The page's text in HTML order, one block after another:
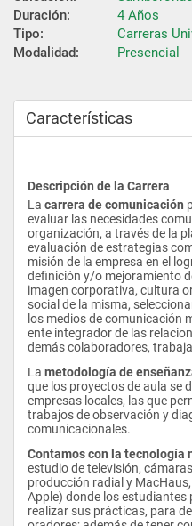
Duración:
4 Años
Tipo:
Carreras
Modalidad:
Presencial
Características
Descripción de la Carrera
La carrera de comunicación
evaluar las necesidades
organización, a través de la
evaluación de estrategias
misión de la empresa en el
definición y/o mejoramiento
imagen corporativa, cultura
social de la misma,
los medios de comunicación
ente integrador de las
demás colaboradores,
La metodología de
que los proyectos de aula se
empresas locales, las que
trabajos de observación y
comunicacionales.
Contamos con la tecnología
estudio de televisión,
producción radial y
Apple) donde los estudiantes
realizar sus prácticas, para